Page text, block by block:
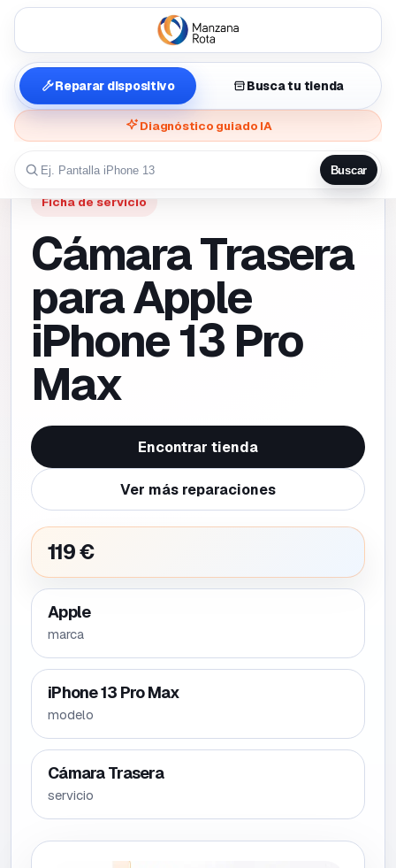
Reparar dispositivo Busca tu tienda
Diagnóstico guiado IA
Buscar
Ficha de servicio
Cámara Trasera
para Apple
iPhone 13 Pro
Max
Encontrar tienda
Ver más reparaciones
119 €
Apple
marca
iPhone 13 Pro Max
modelo
Cámara Trasera
servicio